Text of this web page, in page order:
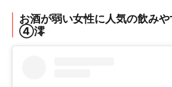
お酒が弱い女性に人気の飲み
④澪